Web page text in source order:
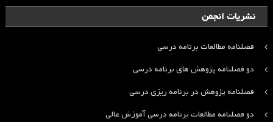
نشریات انجمن
فصلنامه مطالعات برنامه درسی
دو فصلنامه پژوهش های برنامه درسی
فصلنامه پژوهش در برنامه ریزی درسی
دو فصلنامه مطالعات برنامه درسی آموزش عالی